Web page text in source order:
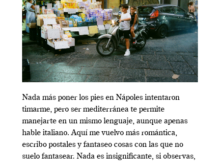
Nada más poner los pies en Nápoles intentaron
timarme, pero ser mediterránea te permite
manejarte en un mismo lenguaje, aunque apenas
hable italiano. Aquí me vuelvo más romántica,
escribo postales y fantaseo cosas con las que no
suelo fantasear. Nada es insignificante, si observas,